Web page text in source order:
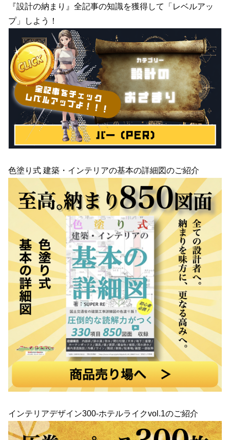
『設計の納まり』全記事の知識を獲得して「レベルアッ
プ」しよう！
色塗り式 建築・インテリアの基本の詳細図のご紹介
インテリアデザイン300-ホテルライクvol.1のご紹介